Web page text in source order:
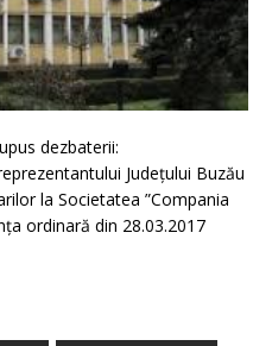
dezbaterii:
Județului Buzău
la Societatea ”Compania
ordinară din 28.03.2017